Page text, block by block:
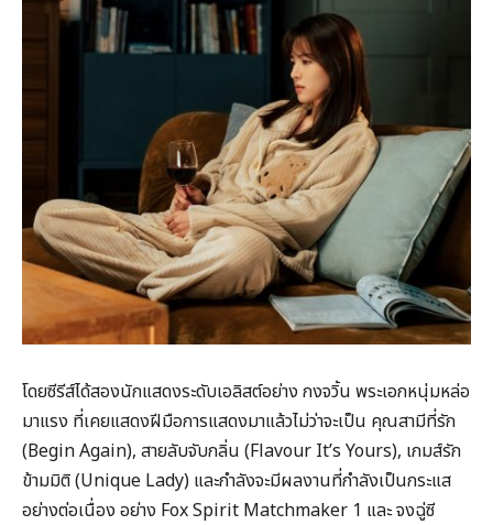
โดยซีรีส์ได้สองนักแสดงระดับเอลิสต์อย่าง กงจวิ้น พระเอกหนุ่มหล่อ
มาแรง ที่เคยแสดงฝีมือการแสดงมาแล้วไม่ว่าจะเป็น คุณสามีที่รัก
(Begin Again), สายลับจับกลิ่น (Flavour It’s Yours), เกมส์รัก
ข้ามมิติ (Unique Lady) และกำลังจะมีผลงานที่กำลังเป็นกระแส
อย่างต่อเนื่อง อย่าง Fox Spirit Matchmaker 1 และ จงฉู่ซี